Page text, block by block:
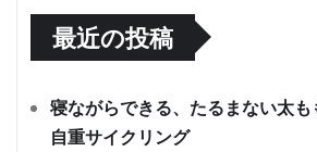
最近の投稿
寝ながらできる、たるまない太も
自重サイクリング